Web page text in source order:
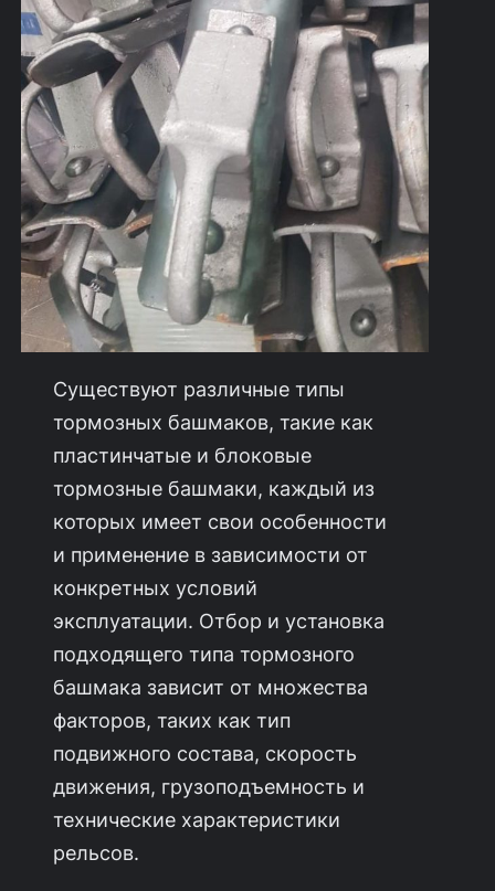
Существуют различные типы
тормозных башмаков, такие как
пластинчатые и блоковые
тормозные башмаки, каждый из
которых имеет свои особенности
и применение в зависимости от
конкретных условий
эксплуатации. Отбор и установка
подходящего типа тормозного
башмака зависит от множества
факторов, таких как тип
подвижного состава, скорость
движения, грузоподъемность и
технические характеристики
рельсов.